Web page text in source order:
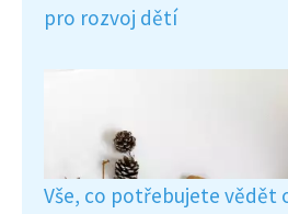
pro rozvoj dětí
Vše, co potřebujete vědět